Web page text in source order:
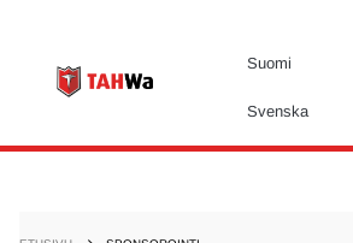
Suomi
Svenska